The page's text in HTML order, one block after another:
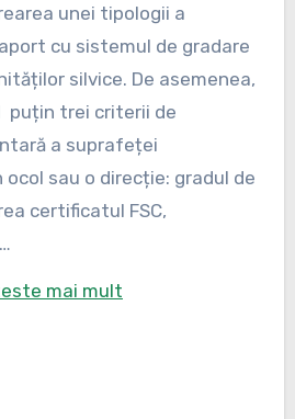
unei tipologii a
cu sistemul de gradare
silvice. De asemenea,
puțin trei criterii de
a suprafeței
sau o direcție: gradul de
certificatul FSC,
mai mult